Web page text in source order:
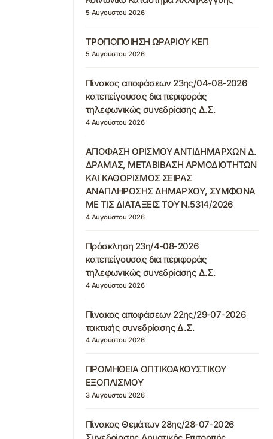
5 Αυγούστου 2026
ΤΡΟΠΟΠΟΙΗΣΗ ΩΡΑΡΙΟΥ ΚΕΠ
5 Αυγούστου 2026
Πίνακας αποφάσεων 23ης/04-08-2026
κατεπείγουσας δια περιφοράς
τηλεφωνικώς συνεδρίασης Δ.Σ.
4 Αυγούστου 2026
ΑΠΟΦΑΣΗ ΟΡΙΣΜΟΥ ΑΝΤΙΔΗΜΑΡΧΩΝ Δ.
ΔΡΑΜΑΣ, ΜΕΤΑΒΙΒΑΣΗ ΑΡΜΟΔΙΟΤΗΤΩΝ
ΚΑΙ ΚΑΘΟΡΙΣΜΟΣ ΣΕΙΡΑΣ
ΑΝΑΠΛΗΡΩΣΗΣ ΔΗΜΑΡΧΟΥ, ΣΥΜΦΩΝΑ
ΜΕ ΤΙΣ ΔΙΑΤΑΞΕΙΣ ΤΟΥ Ν.5314/2026
4 Αυγούστου 2026
Πρόσκληση 23η/4-08-2026
κατεπείγουσας δια περιφοράς
τηλεφωνικώς συνεδρίασης Δ.Σ.
4 Αυγούστου 2026
Πίνακας αποφάσεων 22ης/29-07-2026
τακτικής συνεδρίασης Δ.Σ.
4 Αυγούστου 2026
ΠΡΟΜΗΘΕΙΑ ΟΠΤΙΚΟΑΚΟΥΣΤΙΚΟΥ
ΕΞΟΠΛΙΣΜΟΥ
3 Αυγούστου 2026
Πίνακας Θεμάτων 28ης/28-07-2026